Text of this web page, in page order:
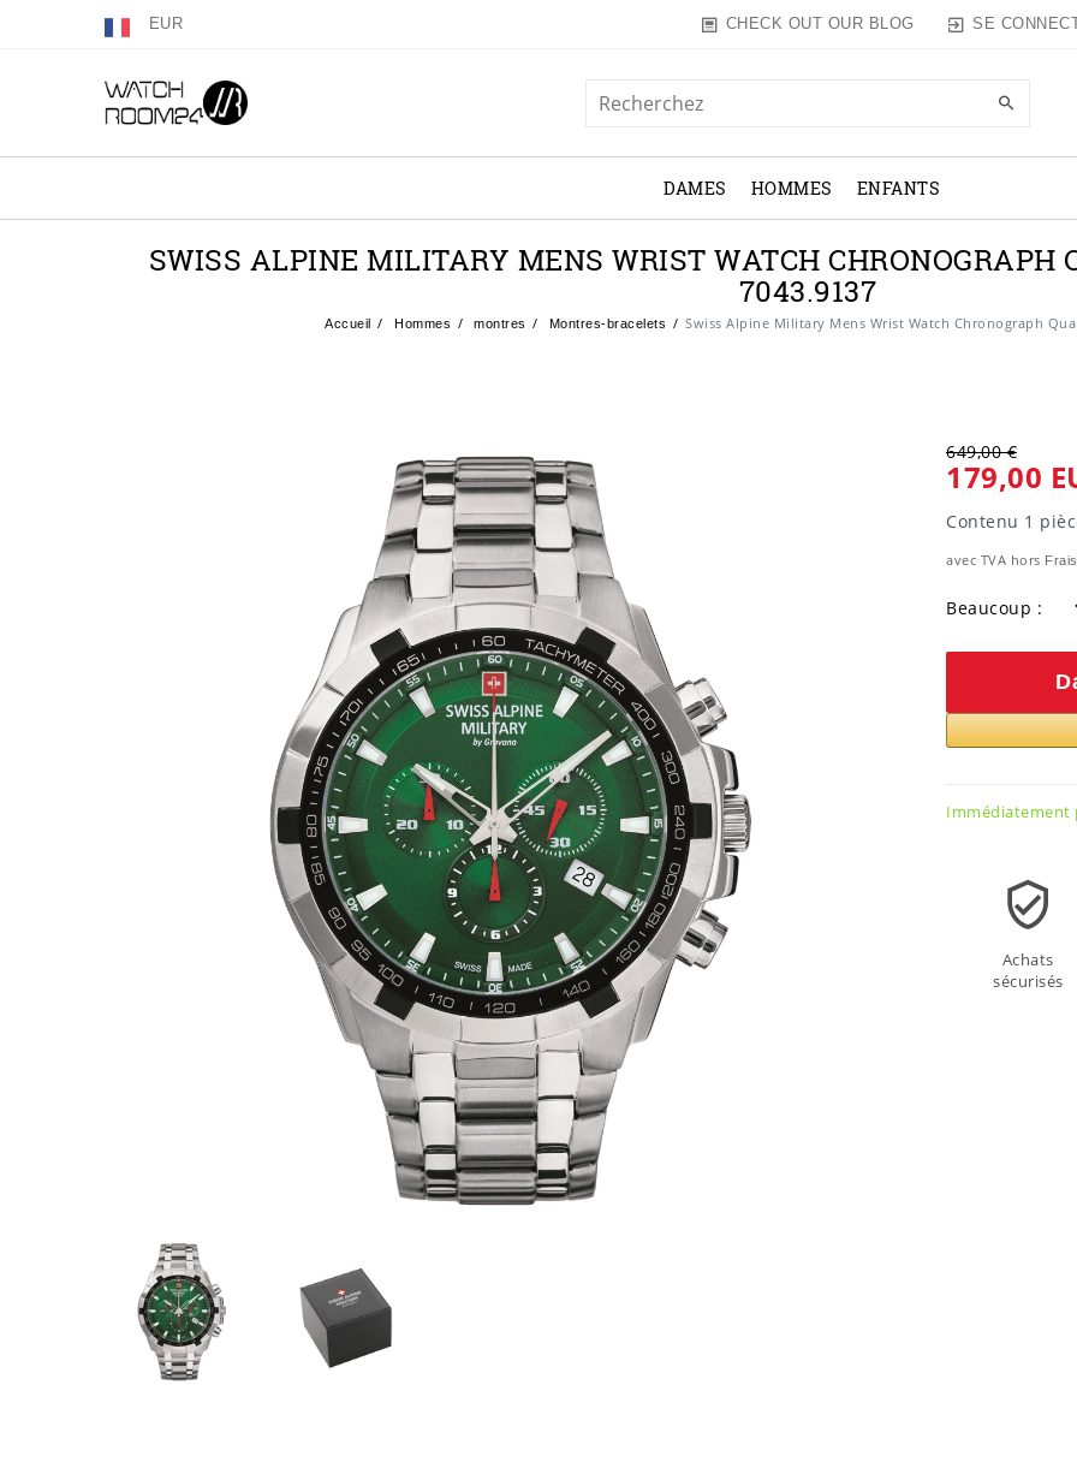
EUR CHECK OUT OUR BLOG SE
DAMES HOMMES ENFANTS
SWISS ALPINE MILITARY MENS WRIST WATCH CHRONOGRAPH
7043.9137
Accueil Hommes montres Montres-bracelets Swiss Alpine Military Mens Wrist Watch Chronograph
649,00 €
179,00
Contenu 1
avec TVA hors
Beaucoup :
Achats
sécurisés